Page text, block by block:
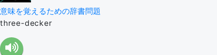
意味を覚えるための辞書問題
three-decker